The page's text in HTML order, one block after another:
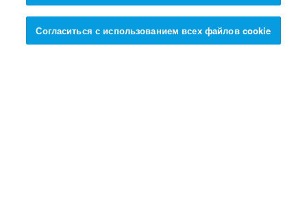
Согласиться с использованием всех файлов cookie